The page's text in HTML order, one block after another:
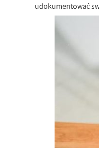
udokumentować